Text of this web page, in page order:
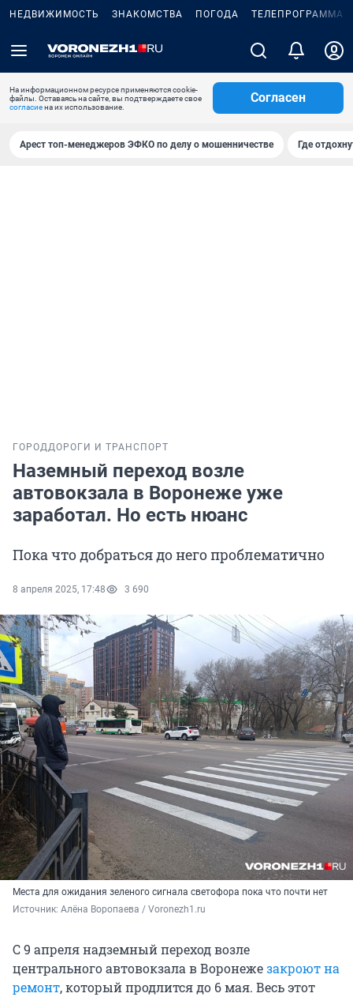
НЕДВИЖИМОСТЬ ЗНАКОМСТВА ПОГОДА ТЕЛЕПРОГРАММА
На информационном ресурсе применяются cookie-
файлы. Оставаясь на сайте, вы подтверждаете свое
согласиена их использование.
Согласен
Арест топ-менеджеров ЭФКО по делу о мошенничестве Где
ГОРОДДОРОГИ И ТРАНСПОРТ
Наземный переход возле
автовокзала в Воронеже уже
заработал. Но есть нюанс
Пока что добраться до него проблематично
8 апреля 2025, 17:48 3 690
Места для ожидания зеленого сигнала светофора пока что почти нет
Источник: Алёна Воропаева / Voronezh1.ru
С 9 апреля надземный переход возле
центрального автовокзала в Воронежезакроют на
ремонт, который продлится до 6 мая. Весь этот